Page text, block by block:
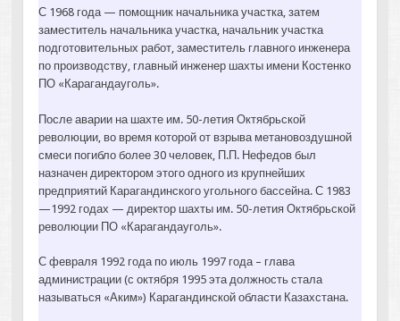
С 1968 года — помощник начальника участка, затем
заместитель начальника участка, начальник участка
подготовительных работ, заместитель главного инженера
по производству, главный инженер шахты имени Костенко
ПО «Карагандауголь».
После аварии на шахте им. 50-летия Октябрьской
революции, во время которой от взрыва метановоздушной
смеси погибло более 30 человек, П.П. Нефедов был
назначен директором этого одного из крупнейших
предприятий Карагандинского угольного бассейна. С 1983
—1992 годах — директор шахты им. 50-летия Октябрьской
революции ПО «Карагандауголь».
С февраля 1992 года по июль 1997 года – глава
администрации (с октября 1995 эта должность стала
называться «Аким») Карагандинской области Казахстана.